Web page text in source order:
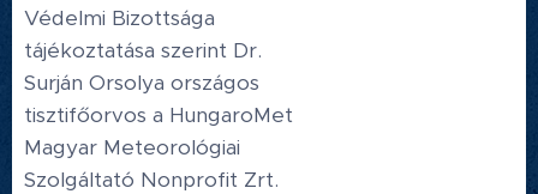
Védelmi Bizottsága
tájékoztatása szerint Dr.
Surján Orsolya országos
tisztifőorvos a HungaroMet
Magyar Meteorológiai
Szolgáltató Nonprofit Zrt.